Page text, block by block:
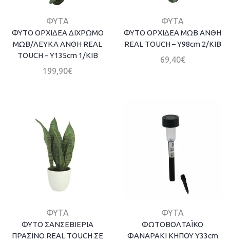
ΦΥΤΑ
ΦΥΤΟ ΟΡΧΙΔΕΑ ΔΙΧΡΩΜΟ
ΜΩΒ/ΛΕΥΚΑ ΑΝΘΗ REAL
TOUCH – Υ135cm 1/ΚΙΒ
199,90€
ΦΥΤΑ
ΦΥΤΟ ΟΡΧΙΔΕΑ ΜΩΒ ΑΝΘΗ
REAL TOUCH – Υ98cm 2/ΚΙΒ
69,40€
ΦΥΤΑ
ΦΥΤΟ ΣΑΝΣΕΒΙΕΡΙΑ
ΠΡΑΣΙΝΟ REAL TOUCH ΣΕ
ΦΥΤΑ
ΦΩΤΟΒΟΛΤΑΪΚΟ
ΦΑΝΑΡΑΚΙ ΚΗΠΟΥ Υ33cm